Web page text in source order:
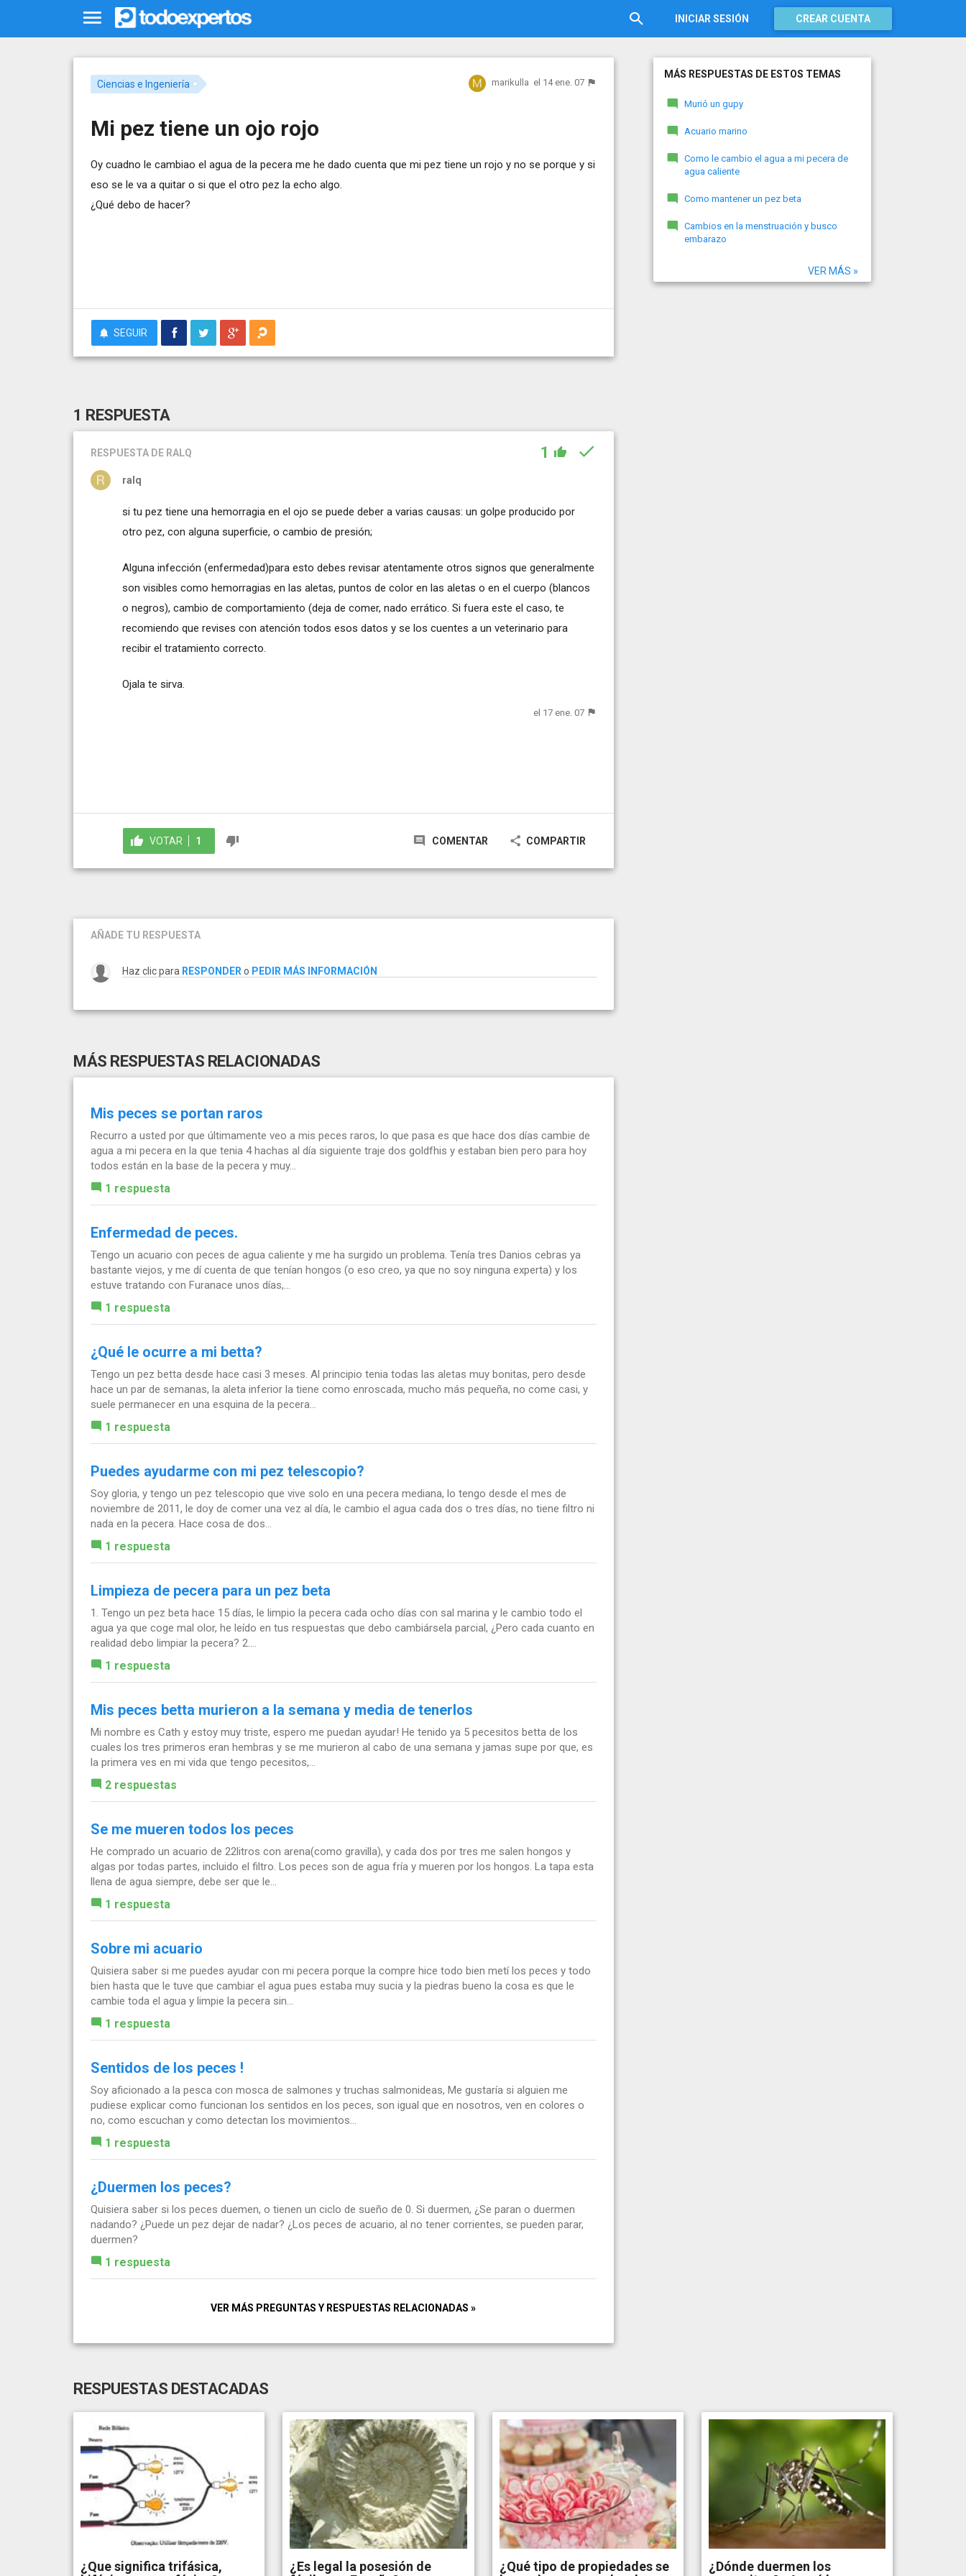
INICIAR SESIÓN CREAR CUENTA
Ciencias e Ingeniería marikulla el 14 ene. 07
Mi pez tiene un ojo rojo
Oy cuadno le cambiao el agua de la pecera me he dado cuenta que mi pez tiene un rojo y no se porque y si
eso se le va a quitar o si que el otro pez la echo algo.
¿Qué debo de hacer?
SEGUIR
1 RESPUESTA
RESPUESTA DE RALQ 1
ralq
si tu pez tiene una hemorragia en el ojo se puede deber a varias causas: un golpe producido por
otro pez, con alguna superficie, o cambio de presión;
Alguna infección (enfermedad)para esto debes revisar atentamente otros signos que generalmente
son visibles como hemorragias en las aletas, puntos de color en las aletas o en el cuerpo (blancos
o negros), cambio de comportamiento (deja de comer, nado errático. Si fuera este el caso, te
recomiendo que revises con atención todos esos datos y se los cuentes a un veterinario para
recibir el tratamiento correcto.
Ojala te sirva.
el 17 ene. 07
VOTAR 1 COMENTAR COMPARTIR
AÑADE TU RESPUESTA
Haz clic para RESPONDER o PEDIR MÁS INFORMACIÓN
MÁS RESPUESTAS RELACIONADAS
Mis peces se portan raros
Recurro a usted por que últimamente veo a mis peces raros, lo que pasa es que hace dos días cambie de
agua a mi pecera en la que tenia 4 hachas al día siguiente traje dos goldfhis y estaban bien pero para hoy
todos están en la base de la pecera y muy...
1 respuesta
Enfermedad de peces.
Tengo un acuario con peces de agua caliente y me ha surgido un problema. Tenía tres Danios cebras ya
bastante viejos, y me dí cuenta de que tenían hongos (o eso creo, ya que no soy ninguna experta) y los
estuve tratando con Furanace unos días,...
1 respuesta
¿Qué le ocurre a mi betta?
Tengo un pez betta desde hace casi 3 meses. Al principio tenia todas las aletas muy bonitas, pero desde
hace un par de semanas, la aleta inferior la tiene como enroscada, mucho más pequeña, no come casi, y
suele permanecer en una esquina de la pecera...
1 respuesta
Puedes ayudarme con mi pez telescopio?
Soy gloria, y tengo un pez telescopio que vive solo en una pecera mediana, lo tengo desde el mes de
noviembre de 2011, le doy de comer una vez al día, le cambio el agua cada dos o tres días, no tiene filtro ni
nada en la pecera. Hace cosa de dos...
1 respuesta
Limpieza de pecera para un pez beta
1. Tengo un pez beta hace 15 días, le limpio la pecera cada ocho días con sal marina y le cambio todo el
agua ya que coge mal olor, he leído en tus respuestas que debo cambiársela parcial, ¿Pero cada cuanto en
realidad debo limpiar la pecera? 2....
1 respuesta
Mis peces betta murieron a la semana y media de tenerlos
Mi nombre es Cath y estoy muy triste, espero me puedan ayudar! He tenido ya 5 pecesitos betta de los
cuales los tres primeros eran hembras y se me murieron al cabo de una semana y jamas supe por que, es
la primera ves en mi vida que tengo pecesitos,...
2 respuestas
Se me mueren todos los peces
He comprado un acuario de 22litros con arena(como gravilla), y cada dos por tres me salen hongos y
algas por todas partes, incluido el filtro. Los peces son de agua fría y mueren por los hongos. La tapa esta
llena de agua siempre, debe ser que le...
1 respuesta
Sobre mi acuario
Quisiera saber si me puedes ayudar con mi pecera porque la compre hice todo bien metí los peces y todo
bien hasta que le tuve que cambiar el agua pues estaba muy sucia y la piedras bueno la cosa es que le
cambie toda el agua y limpie la pecera sin...
1 respuesta
Sentidos de los peces !
Soy aficionado a la pesca con mosca de salmones y truchas salmonideas, Me gustaría si alguien me
pudiese explicar como funcionan los sentidos en los peces, son igual que en nosotros, ven en colores o
no, como escuchan y como detectan los movimientos...
1 respuesta
¿Duermen los peces?
Quisiera saber si los peces duemen, o tienen un ciclo de sueño de 0. Si duermen, ¿Se paran o duermen
nadando? ¿Puede un pez dejar de nadar? ¿Los peces de acuario, al no tener corrientes, se pueden parar,
duermen?
1 respuesta
VER MÁS PREGUNTAS Y RESPUESTAS RELACIONADAS »
MÁS RESPUESTAS DE ESTOS TEMAS
Murió un gupy
Acuario marino
Como le cambio el agua a mi pecera de
agua caliente
Como mantener un pez beta
Cambios en la menstruación y busco
embarazo
VER MÁS »
RESPUESTAS DESTACADAS
¿Que significa trifásica,
¿Es legal la posesión de
¿Qué tipo de propiedades se
¿Dónde duermen los